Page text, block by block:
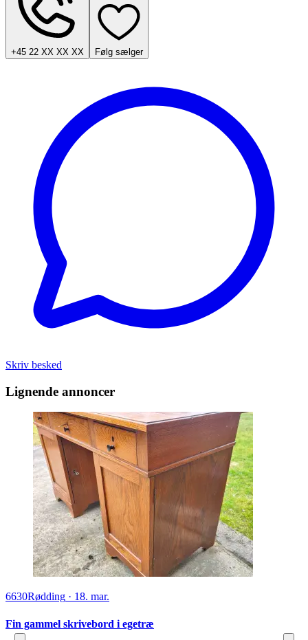
+45 22 XX XX XX Følg sælger
Skriv besked
Lignende annoncer
6630Rødding · 18. mar.
Fin gammel skrivebord i egetræ